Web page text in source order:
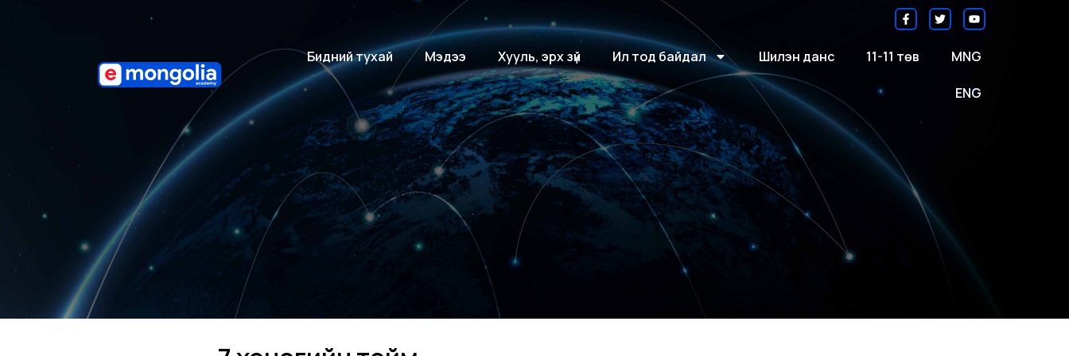
Бидний тухай Мэдээ Хууль, эрх зүй Ил тод байдал Шилэн данс 11-11 төв MNG
ENG